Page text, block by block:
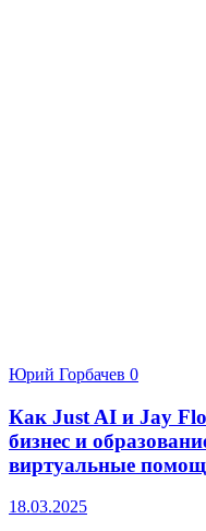
Юрий Горбачев 0
Как Just AI и Jay
бизнес и
виртуальные
18.03.2025